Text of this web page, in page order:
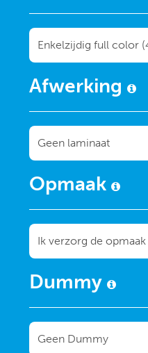
Afwerking
Opmaak
Dummy